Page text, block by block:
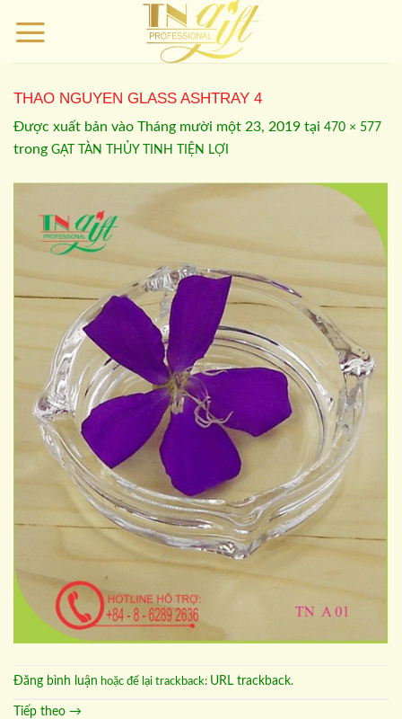
qua
THAO NGUYEN GLASS ASHTRAY 4
Được xuất bản vào Tháng mười một 23, 2019 tại 470 × 577
trong GẠT TÀN THỦY TINH TIỆN LỢI
Đăng bình luận hoặc để lại trackback: URL trackback.
Tiếp theo →